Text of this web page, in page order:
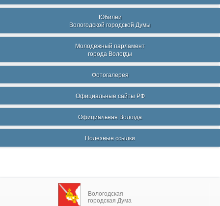
Юбилеи
Вологодской городской Думы
Молодежный парламент
города Вологды
Фотогалерея
Официальные сайты РФ
Официальная Вологда
Полезные ссылки
Вологодская
городская Дума